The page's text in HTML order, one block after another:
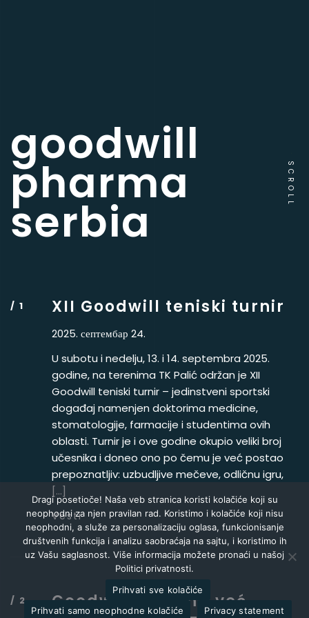
goodwill
pharma
serbia
SCROLL
XII Goodwill teniski turnir
2025. септембар 24.
U subotu i nedelju, 13. i 14. septembra 2025.
godine, na terenima TK Palić održan je XII
Goodwill teniski turnir – jedinstveni sportski
događaj namenjen doktorima medicine,
stomatologije, farmacije i studentima ovih
oblasti. Turnir je i ove godine okupio veliki broj
učesnika i doneo ono po čemu je već postao
prepoznatljiv: uzbudljive mečeve, odličnu igru,
[…]
Vesti
Goodwill Pharma već
Dragi posetioče! Naša veb stranica koristi kolačiće koji su
neophodni za njen pravilan rad. Koristimo i kolačiće koji nisu
neophodni, a služe za personalizaciju oglasa, funkcionisanje
društvenih funkcija i analizu saobraćaja na sajtu, i koristimo ih
uz Vašu saglasnost. Više informacija možete pronaći u našoj
Politici privatnosti.
Prihvati sve kolačiće
Prihvati samo neophodne kolačiće
Privacy statement